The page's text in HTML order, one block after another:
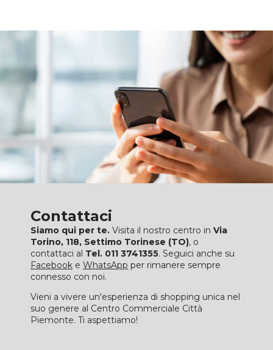
Contattaci
Siamo qui per te. Visita il nostro centro in Via
Torino, 118, Settimo Torinese (TO), o
contattaci al Tel. 011 3741355. Seguici anche su
Facebook e WhatsApp per rimanere sempre
connesso con noi.
Vieni a vivere un'esperienza di shopping unica nel
suo genere al Centro Commerciale Città
Piemonte. Ti aspettiamo!